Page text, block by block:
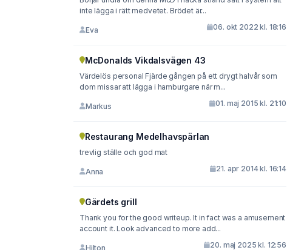
inte lägga i rätt medvetet. Brödet är...
Eva 06. okt 2022 kl. 18:16
McDonalds Vikdalsvägen 43
Värdelös personal Fjärde gången på ett drygt halvår som
dom missar att lägga i hamburgare när m...
Markus 01. maj 2015 kl. 21:10
Restaurang Medelhavspärlan
trevlig ställe och god mat
Anna 21. apr 2014 kl. 16:14
Gärdets grill
Thank you for the good writeup. It in fact was a amusement
account it. Look advanced to more add...
Hilton 20. maj 2025 kl. 12:56